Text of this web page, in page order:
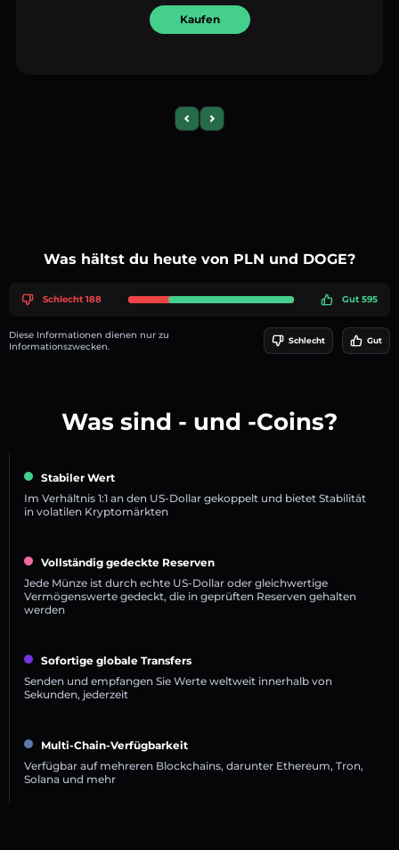
Kaufen
Previous slide
Next slide
Was hältst du heute von PLN und DOGE?
Schlecht 188 Gut 595
Diese Informationen dienen nur zu
Informationszwecken.
Schlecht Gut
Was sind - und -Coins?
Stabiler Wert
Im Verhältnis 1:1 an den US-Dollar gekoppelt und bietet Stabilität
in volatilen Kryptomärkten
Vollständig gedeckte Reserven
Jede Münze ist durch echte US-Dollar oder gleichwertige
Vermögenswerte gedeckt, die in geprüften Reserven gehalten
werden
Sofortige globale Transfers
Senden und empfangen Sie Werte weltweit innerhalb von
Sekunden, jederzeit
Multi-Chain-Verfügbarkeit
Verfügbar auf mehreren Blockchains, darunter Ethereum, Tron,
Solana und mehr